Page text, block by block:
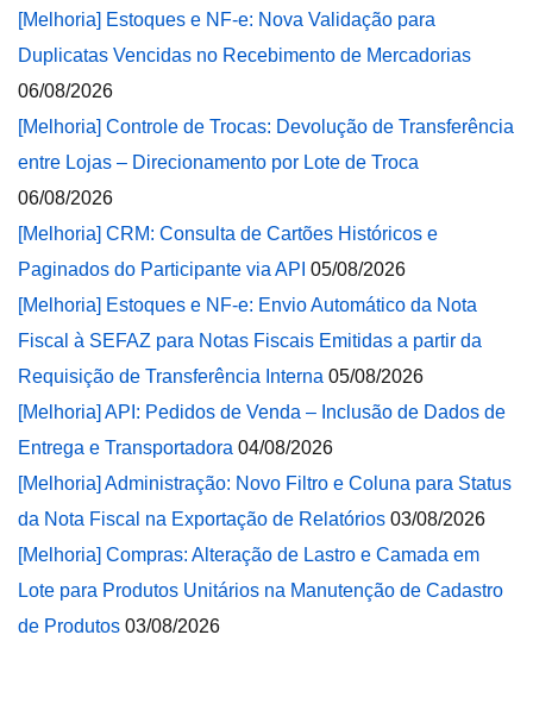
[Melhoria] Estoques e NF-e: Nova Validação para
Duplicatas Vencidas no Recebimento de Mercadorias
06/08/2026
[Melhoria] Controle de Trocas: Devolução de Transferência
entre Lojas – Direcionamento por Lote de Troca
06/08/2026
[Melhoria] CRM: Consulta de Cartões Históricos e
Paginados do Participante via API 05/08/2026
[Melhoria] Estoques e NF-e: Envio Automático da Nota
Fiscal à SEFAZ para Notas Fiscais Emitidas a partir da
Requisição de Transferência Interna 05/08/2026
[Melhoria] API: Pedidos de Venda – Inclusão de Dados de
Entrega e Transportadora 04/08/2026
[Melhoria] Administração: Novo Filtro e Coluna para Status
da Nota Fiscal na Exportação de Relatórios 03/08/2026
[Melhoria] Compras: Alteração de Lastro e Camada em
Lote para Produtos Unitários na Manutenção de Cadastro
de Produtos 03/08/2026